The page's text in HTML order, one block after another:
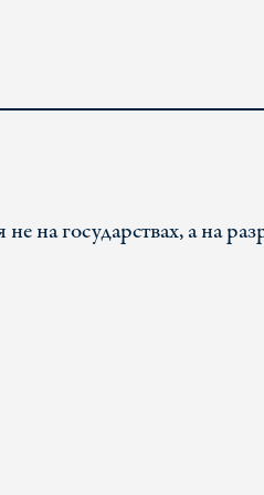
на государствах, а на